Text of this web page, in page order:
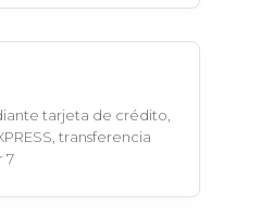
tarjeta de crédito,
transferencia
7